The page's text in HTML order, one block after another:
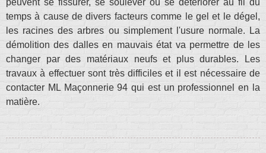
temps à cause de divers facteurs comme le gel et le dégel,
les racines des arbres ou simplement l'usure normale. La
démolition des dalles en mauvais état va permettre de les
changer par des matériaux neufs et plus durables. Les
travaux à effectuer sont très difficiles et il est nécessaire de
contacter ML Maçonnerie 94 qui est un professionnel en la
matière.